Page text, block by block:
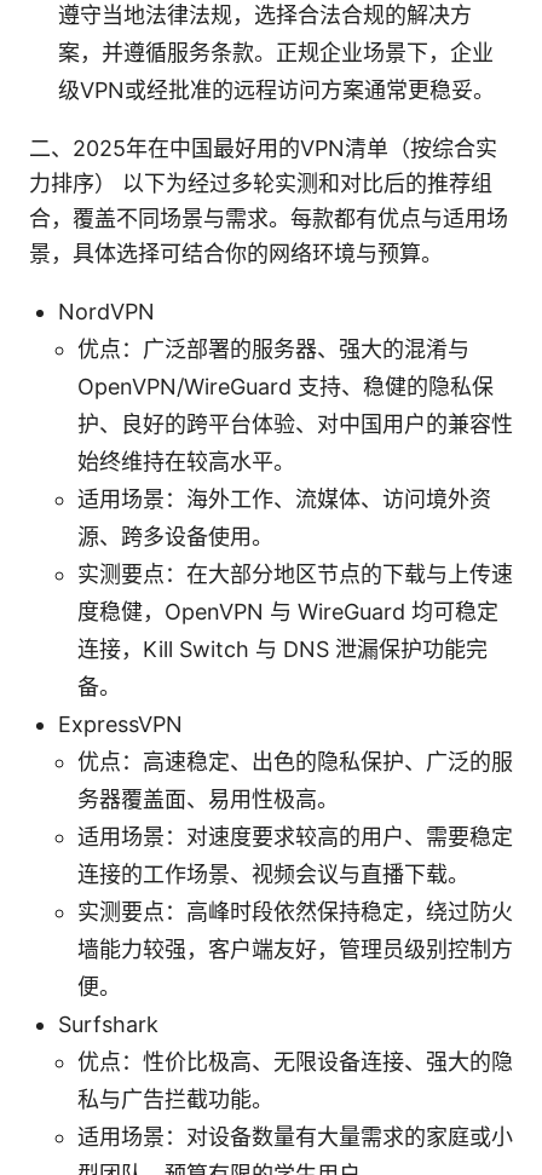
遵守当地法律法规，选择合法合规的解决方
案，并遵循服务条款。正规企业场景下，企业
级VPN或经批准的远程访问方案通常更稳妥。
二、2025年在中国最好用的VPN清单（按综合实
力排序） 以下为经过多轮实测和对比后的推荐组
合，覆盖不同场景与需求。每款都有优点与适用场
景，具体选择可结合你的网络环境与预算。
NordVPN
优点：广泛部署的服务器、强大的混淆与
OpenVPN/WireGuard 支持、稳健的隐私保
护、良好的跨平台体验、对中国用户的兼容性
始终维持在较高水平。
适用场景：海外工作、流媒体、访问境外资
源、跨多设备使用。
实测要点：在大部分地区节点的下载与上传速
度稳健，OpenVPN 与 WireGuard 均可稳定
连接，Kill Switch 与 DNS 泄漏保护功能完
备。
ExpressVPN
优点：高速稳定、出色的隐私保护、广泛的服
务器覆盖面、易用性极高。
适用场景：对速度要求较高的用户、需要稳定
连接的工作场景、视频会议与直播下载。
实测要点：高峰时段依然保持稳定，绕过防火
墙能力较强，客户端友好，管理员级别控制方
便。
Surfshark
优点：性价比极高、无限设备连接、强大的隐
私与广告拦截功能。
适用场景：对设备数量有大量需求的家庭或小